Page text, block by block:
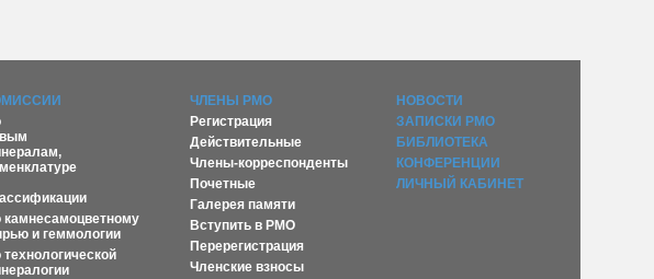
камнесамоцветному
и геммологии
технологической
ЧЛЕНЫ РМО
Регистрация
Действительные
Члены-корреспонденты
Почетные
Галерея памяти
Вступить в РМО
Перерегистрация
Членские взносы
НОВОСТИ
ЗАПИСКИ РМО
БИБЛИОТЕКА
КОНФЕРЕНЦИИ
ЛИЧНЫЙ КАБИНЕТ